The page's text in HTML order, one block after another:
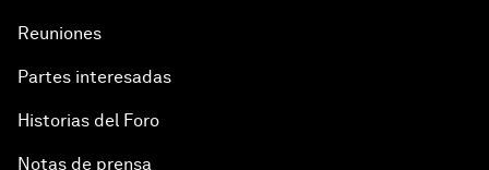
Reuniones
Partes interesadas
Historias del Foro
Notas de prensa